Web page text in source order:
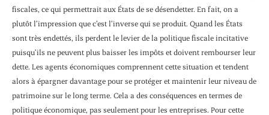
fiscales, ce qui permettrait aux États de se désendetter. En fait, on a
plutôt l’impression que c’est l’inverse qui se produit. Quand les États
sont très endettés, ils perdent le levier de la politique fiscale incitative
puisqu’ils ne peuvent plus baisser les impôts et doivent rembourser leur
dette. Les agents économiques comprennent cette situation et tendent
alors à épargner davantage pour se protéger et maintenir leur niveau de
patrimoine sur le long terme. Cela a des conséquences en termes de
politique économique, pas seulement pour les entreprises. Pour cette